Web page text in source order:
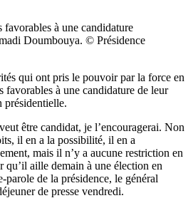
favorables à une candidature
Doumbouya. © Présidence
qui ont pris le pouvoir par la force en
favorables à une candidature de leur
présidentielle.
être candidat, je l’encouragerai. Non
il en a la possibilité, il en a
mais il n’y a aucune restriction en
qu’il aille demain à une élection en
parole de la présidence, le général
de presse vendredi.